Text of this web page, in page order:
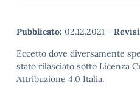
Pubblicato: 02.12.2021 -
Eccetto dove diversamente
stato rilasciato sotto Licenza
Attribuzione 4.0 Italia.